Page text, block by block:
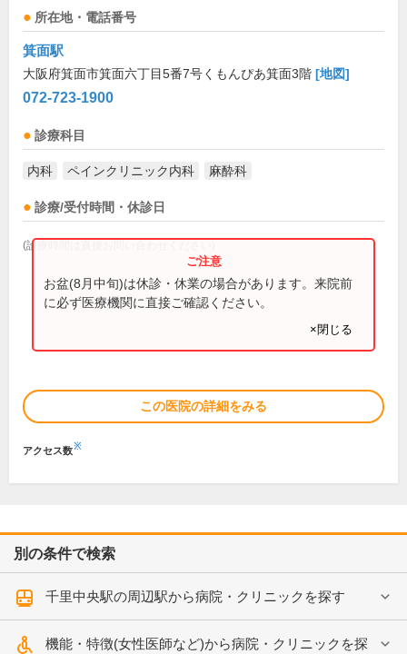
所在地・電話番号
箕面駅
大阪府箕面市箕面六丁目5番7号くもんぴあ箕面3階 [地図]
072-723-1900
診療科目
内科 ペインクリニック内科 麻酔科
診療/受付時間・休診日
(診療時間は直接お問い合わせください)
お盆(8月中旬)は休診・休業の場合があります。来院前
に必ず医療機関に直接ご確認ください。
×閉じる
この医院の詳細をみる
アクセス数※
別の条件で検索
千里中央駅の周辺駅から病院・クリニックを探す
機能・特徴(女性医師など)から病院・クリニックを探